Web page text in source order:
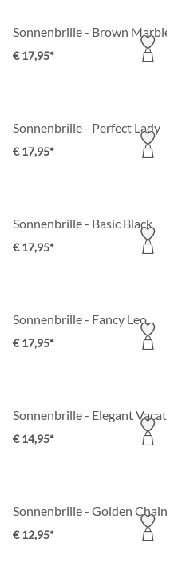
Sonnenbrille - Brown Marble
€ 17,95*
Sonnenbrille - Perfect Lady
€ 17,95*
Sonnenbrille - Basic Black
€ 17,95*
Sonnenbrille - Fancy Leo
€ 17,95*
Sonnenbrille - Elegant Vacation
€ 14,95*
Sonnenbrille - Golden Chains
€ 12,95*